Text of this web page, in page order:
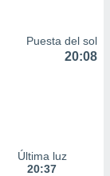
Puesta del sol
20:08
Última luz
20:37